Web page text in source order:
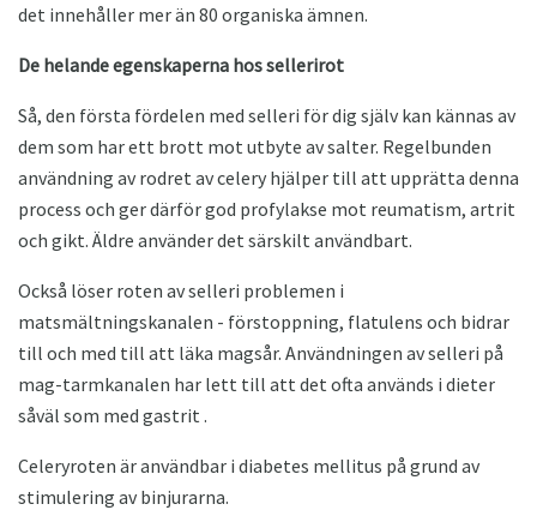
det innehåller mer än 80 organiska ämnen.
De helande egenskaperna hos sellerirot
Så, den första fördelen med selleri för dig själv kan kännas av
dem som har ett brott mot utbyte av salter. Regelbunden
användning av rodret av celery hjälper till att upprätta denna
process och ger därför god profylakse mot reumatism, artrit
och gikt. Äldre använder det särskilt användbart.
Också löser roten av selleri problemen i
matsmältningskanalen - förstoppning, flatulens och bidrar
till och med till att läka magsår. Användningen av selleri på
mag-tarmkanalen har lett till att det ofta används i dieter
såväl som med gastrit .
Celeryroten är användbar i diabetes mellitus på grund av
stimulering av binjurarna.